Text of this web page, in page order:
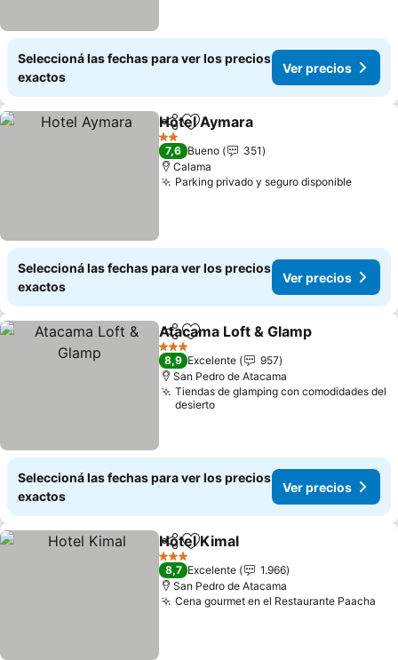
Seleccioná las fechas para ver los precios
exactos
Ver precios
CompartirAñadir a favoritos
Hotel Aymara
2 Estrellas
7,6 Bueno
351
Calama
Parking privado y seguro disponibleVer
Seleccioná las fechas para ver los precios
exactos
Ver precios
CompartirAñadir a favoritos
Atacama Loft & Glamp
3 Estrellas
8,9 Excelente
957
San Pedro de Atacama
Tiendas de glamping con comodidades del
desierto
Seleccioná las fechas para ver los precios
exactos
Ver precios
CompartirAñadir a favoritos
Hotel Kimal
3 Estrellas
8,7 Excelente
1.966
San Pedro de Atacama
Cena gourmet en el Restaurante Paacha